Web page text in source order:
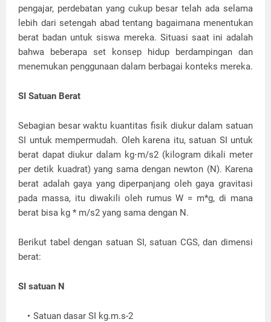
pengajar, perdebatan yang cukup besar telah ada selama
lebih dari setengah abad tentang bagaimana menentukan
berat badan untuk siswa mereka. Situasi saat ini adalah
bahwa beberapa set konsep hidup berdampingan dan
menemukan penggunaan dalam berbagai konteks mereka.
SI Satuan Berat
Sebagian besar waktu kuantitas fisik diukur dalam satuan
SI untuk mempermudah. Oleh karena itu, satuan SI untuk
berat dapat diukur dalam kg⋅m/s2 (kilogram dikali meter
per detik kuadrat) yang sama dengan newton (N). Karena
berat adalah gaya yang diperpanjang oleh gaya gravitasi
pada massa, itu diwakili oleh rumus W = m*g, di mana
berat bisa kg * m/s2 yang sama dengan N.
Berikut tabel dengan satuan SI, satuan CGS, dan dimensi
berat:
SI satuan N
Satuan dasar SI kg.m.s-2